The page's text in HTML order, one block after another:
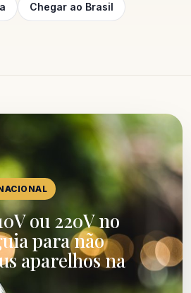
Chegar ao Brasil
ou 220V no
para não
aparelhos na